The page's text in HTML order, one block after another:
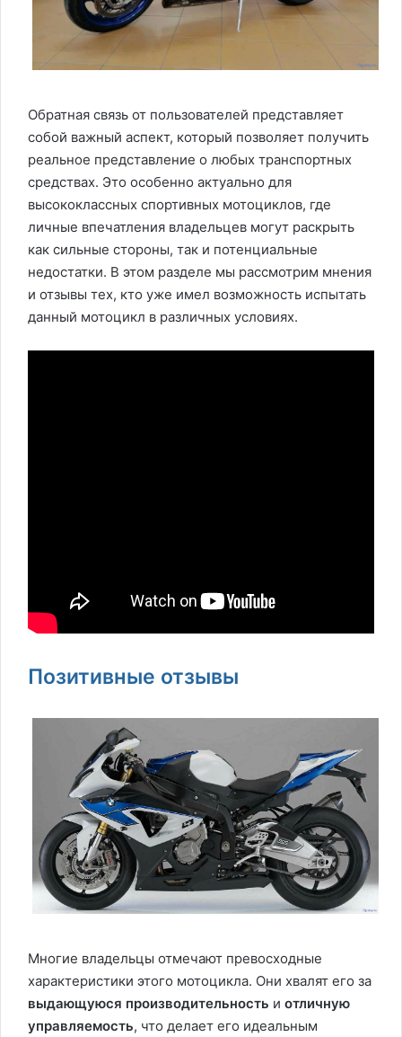
Обратная связь от пользователей представляет
собой важный аспект, который позволяет получить
реальное представление о любых транспортных
средствах. Это особенно актуально для
высококлассных спортивных мотоциклов, где
личные впечатления владельцев могут раскрыть
как сильные стороны, так и потенциальные
недостатки. В этом разделе мы рассмотрим мнения
и отзывы тех, кто уже имел возможность испытать
данный мотоцикл в различных условиях.
Позитивные отзывы
Многие владельцы отмечают превосходные
характеристики этого мотоцикла. Они хвалят его за
выдающуюся производительность и отличную
управляемость, что делает его идеальным